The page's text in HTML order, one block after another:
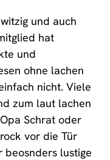
und auch
hat
und
ohne lachen
nicht. Viele
zum laut lachen
Schrat oder
vor die Tür
beosnders lustige